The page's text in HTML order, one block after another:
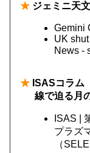
★ ジェミニ天
Gemini
UK
News -
★ ISASコラム
線で迫る月
ISAS |
プラズ
（